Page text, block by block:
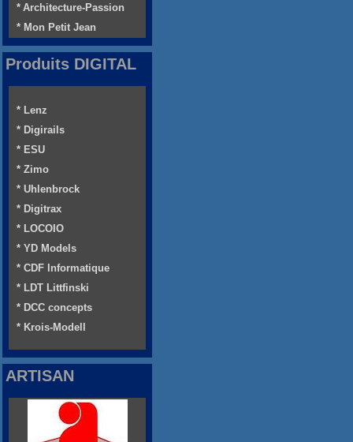
* Architecture-Passion
* Mon Petit Jean
Produits DIGITAL
* Lenz
* Digirails
* ESU
* Zimo
* Uhlenbrock
* Digitrax
* LOCOIO
* YD Models
* CDF Informatique
* LDT Littfinski
* DCC concepts
* Krois-Modell
ARTISAN